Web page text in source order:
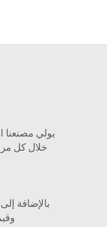
يولي مصنعنا
خلال كل
بالإضافة